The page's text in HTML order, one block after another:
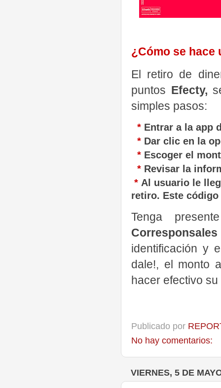
¿Cómo se hace
El retiro de
puntos Efecty,
simples pasos:
* Entrar a la app
* Dar clic en la
* Escoger el
* Revisar la
* Al usuario le
retiro. Este
Tenga
identificación y
dale!, el monto
hacer efectivo su
Publicado por
No hay comentarios:
VIERNES, 5 DE